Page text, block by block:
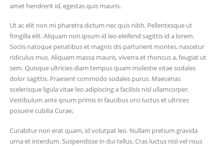
amet hendrerit id, egestas quis mauris.
Ut ac elit non mi pharetra dictum nec quis nibh. Pellentesque ut
fringilla elit. Aliquam non ipsum id leo eleifend sagittis id a lorem.
Sociis natoque penatibus et magnis dis parturient montes, nascetur
ridiculus mus. Aliquam massa mauris, viverra et rhoncus a, feugiat ut
sem. Quisque ultricies diam tempus quam molestie vitae sodales
dolor sagittis. Praesent commodo sodales purus. Maecenas
scelerisque ligula vitae leo adipiscing a facilisis nisl ullamcorper.
Vestibulum ante ipsum primis in faucibus orci luctus et ultrices
posuere cubilia Curae;
Curabitur non erat quam, id volutpat leo. Nullam pretium gravida
urna et interdum. Suspendisse in dui tellus. Cras luctus nisl vel risus